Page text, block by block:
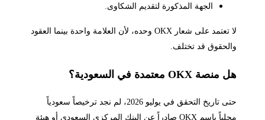
الجهة المذكورة لتقديم الشكاوى.
لا تعتمد على شعار OKX وحده، لأن العلامة واحدة بينما العقود
والحقوق قد تختلف.
هل منصة OKX معتمدة في السعودية؟
حتى تاريخ التحقق في يوليو 2026، لم نجد ترخيصاً سعودياً
محلياً باسم OKX صادراً عن البنك المركزي السعودي أو هيئة